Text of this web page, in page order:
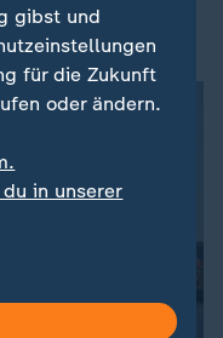
See
gibst und
für die Zukunft
oder ändern.
in unserer